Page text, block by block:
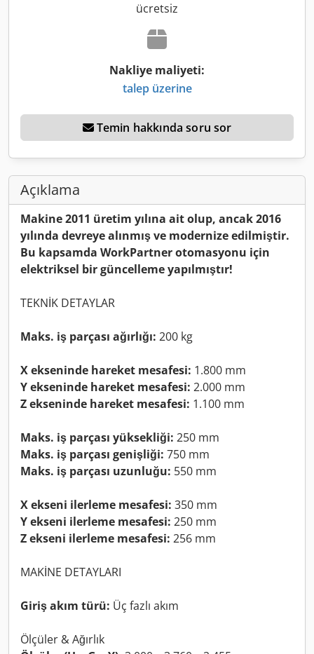
ücretsiz
Nakliye maliyeti:
talep üzerine
Temin hakkında soru sor
Açıklama
Makine 2011 üretim yılına ait olup, ancak 2016
yılında devreye alınmış ve modernize edilmiştir.
Bu kapsamda WorkPartner otomasyonu için
elektriksel bir güncelleme yapılmıştır!
TEKNİK DETAYLAR
Maks. iş parçası ağırlığı: 200 kg
X ekseninde hareket mesafesi: 1.800 mm
Y ekseninde hareket mesafesi: 2.000 mm
Z ekseninde hareket mesafesi: 1.100 mm
Maks. iş parçası yüksekliği: 250 mm
Maks. iş parçası genişliği: 750 mm
Maks. iş parçası uzunluğu: 550 mm
X ekseni ilerleme mesafesi: 350 mm
Y ekseni ilerleme mesafesi: 250 mm
Z ekseni ilerleme mesafesi: 256 mm
MAKİNE DETAYLARI
Giriş akım türü: Üç fazlı akım
Ölçüler & Ağırlık